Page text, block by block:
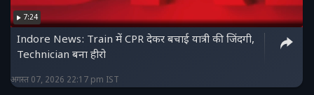
7:24
Indore News: Train में CPR देकर बचाई यात्री की जिंदगी,
Technician बना हीरो
अगस्त 07, 2026 22:17 pm IST